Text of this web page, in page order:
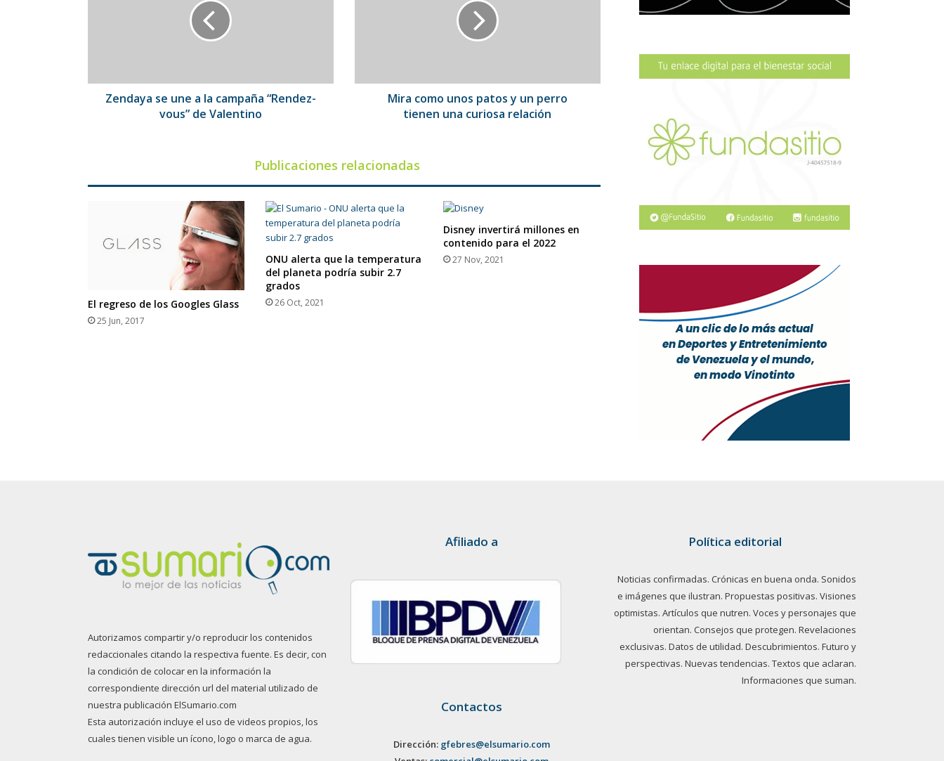
de
Valentino
Zendaya se une a la campaña “Rendez-
vous” de Valentino
una
Mira como unos patos y un perro
tienen una curiosa relación
Publicaciones relacionadas
El regreso de los Googles Glass
25 Jun, 2017
ONU alerta que la temperatura
del planeta podría subir 2.7
grados
26 Oct, 2021
Disney invertirá millones en
contenido para el 2022
27 Nov, 2021
Autorizamos compartir y/o reproducir los contenidos
redaccionales citando la respectiva fuente. Es decir, con
la condición de colocar en la información la
correspondiente dirección url del material utilizado de
nuestra publicación ElSumario.com
Esta autorización incluye el uso de videos propios, los
cuales tienen visible un ícono, logo o marca de agua.
Afiliado a
Contactos
Dirección: gfebres@elsumario.com
Política editorial
Noticias confirmadas. Crónicas en buena onda. Sonidos
e imágenes que ilustran. Propuestas positivas. Visiones
optimistas. Artículos que nutren. Voces y personajes que
orientan. Consejos que protegen. Revelaciones
exclusivas. Datos de utilidad. Descubrimientos. Futuro y
perspectivas. Nuevas tendencias. Textos que aclaran.
Informaciones que suman.